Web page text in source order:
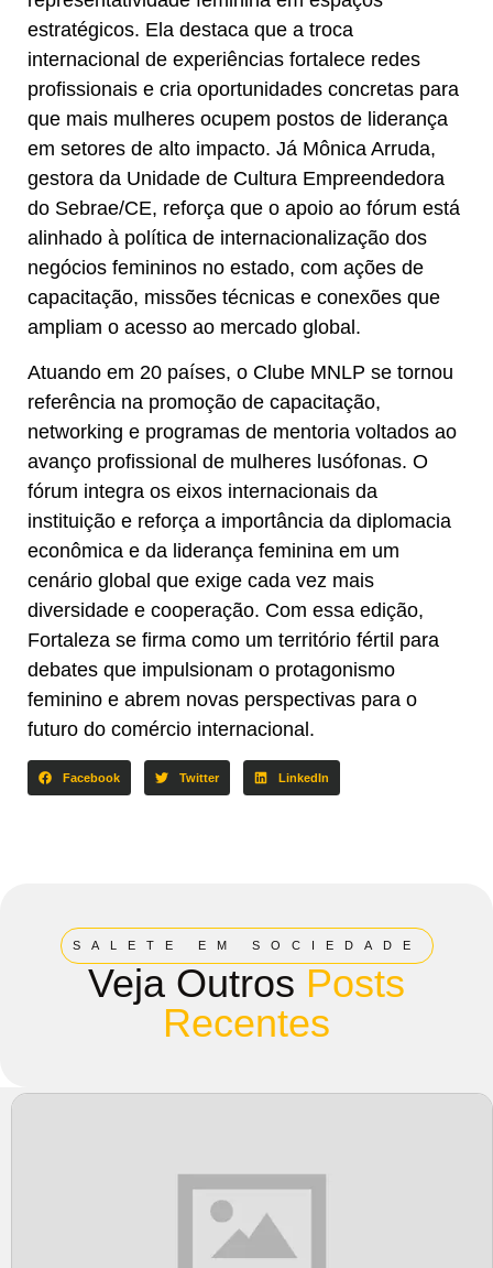
estratégicos. Ela destaca que a troca
internacional de experiências fortalece redes
profissionais e cria oportunidades concretas para
que mais mulheres ocupem postos de liderança
em setores de alto impacto. Já Mônica Arruda,
gestora da Unidade de Cultura Empreendedora
do Sebrae/CE, reforça que o apoio ao fórum está
alinhado à política de internacionalização dos
negócios femininos no estado, com ações de
capacitação, missões técnicas e conexões que
ampliam o acesso ao mercado global.
Atuando em 20 países, o Clube MNLP se tornou
referência na promoção de capacitação,
networking e programas de mentoria voltados ao
avanço profissional de mulheres lusófonas. O
fórum integra os eixos internacionais da
instituição e reforça a importância da diplomacia
econômica e da liderança feminina em um
cenário global que exige cada vez mais
diversidade e cooperação. Com essa edição,
Fortaleza se firma como um território fértil para
debates que impulsionam o protagonismo
feminino e abrem novas perspectivas para o
futuro do comércio internacional.
Facebook Twitter LinkedIn
SALETE EM SOCIEDADE
Veja Outros Posts
Recentes